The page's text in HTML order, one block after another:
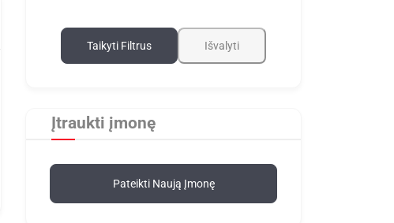
Taikyti Filtrus Išvalyti
Įtraukti įmonę
Pateikti Naują Įmonę